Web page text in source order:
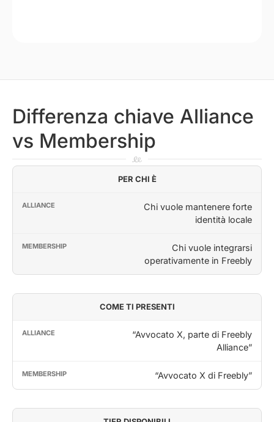
Differenza chiave Alliance
vs Membership
PER CHI È
Chi vuole mantenere forte
identità locale
Chi vuole integrarsi
operativamente in Freebly
COME TI PRESENTI
“Avvocato X, parte di Freebly
Alliance”
“Avvocato X di Freebly”